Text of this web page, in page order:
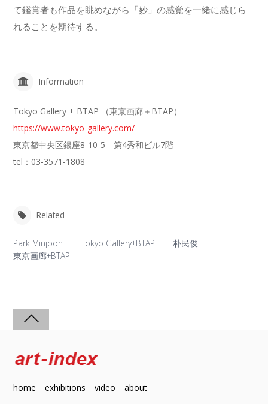
て鑑賞者も作品を眺めながら「妙」の感覚を一緒に感じら
れることを期待する。
Information
Tokyo Gallery + BTAP （東京画廊＋BTAP）
https://www.tokyo-gallery.com/
東京都中央区銀座8-10-5 第4秀和ビル7階
tel：03-3571-1808
Related
Park Minjoon Tokyo Gallery+BTAP
朴民俊
東京画廊+BTAP
home exhibitions video about